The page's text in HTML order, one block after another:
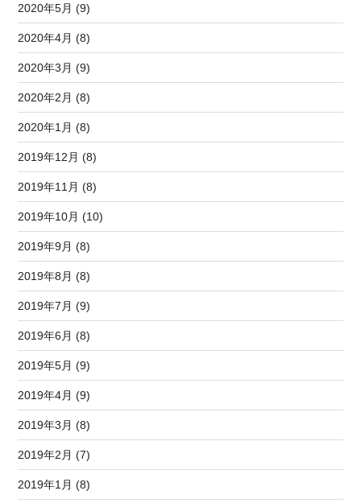
2020年5月 (9)
2020年4月 (8)
2020年3月 (9)
2020年2月 (8)
2020年1月 (8)
2019年12月 (8)
2019年11月 (8)
2019年10月 (10)
2019年9月 (8)
2019年8月 (8)
2019年7月 (9)
2019年6月 (8)
2019年5月 (9)
2019年4月 (9)
2019年3月 (8)
2019年2月 (7)
2019年1月 (8)